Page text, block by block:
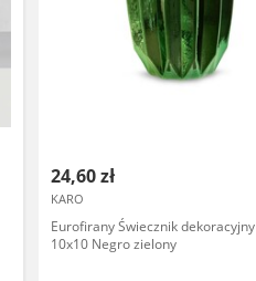
24,60 zł
KARO
Eurofirany Świecznik dekoracyjny
10x10 Negro zielony